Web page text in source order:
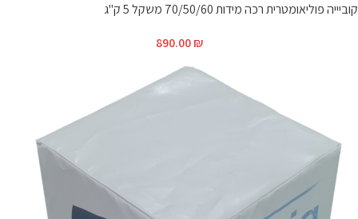
קוביייה פוליאומטרית רכה מידות 70/50/60 משקל 5 ק"ג
890.00₪